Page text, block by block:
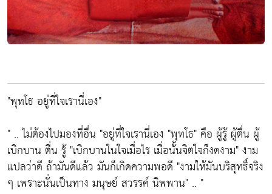
"พุทโธ อยู่ที่ใจเรานี่เอง"
" .. ไม่ต้องไปมองที่อื่น "อยู่ที่ใจเรานี่เอง "พุทโธ" คือ ผู้รู้ ผู้ตื่น ผู้
เบิกบาน ตื่น รู้ "เบิกบานในใจเมื่อไร เมื่อนั้นจิตใจก็งดงาม" งาม
แปลว่าดี ถ้ามันดีแล้ว มันก็เกิดความพอดี "งามให้มันบริสุทธิ์จริง
ๆ เพราะนั่นเป็นทาง มนุษย์ สวรรค์ นิพพาน" .. "